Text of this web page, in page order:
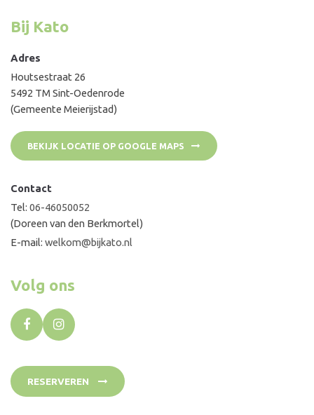
Bij Kato
Adres
Houtsestraat 26
5492 TM Sint-Oedenrode
(Gemeente Meierijstad)
BEKIJK LOCATIE OP GOOGLE MAPS
Contact
Tel: 06-46050052
(Doreen van den Berkmortel)
E-mail: welkom@bijkato.nl
Volg ons
RESERVEREN